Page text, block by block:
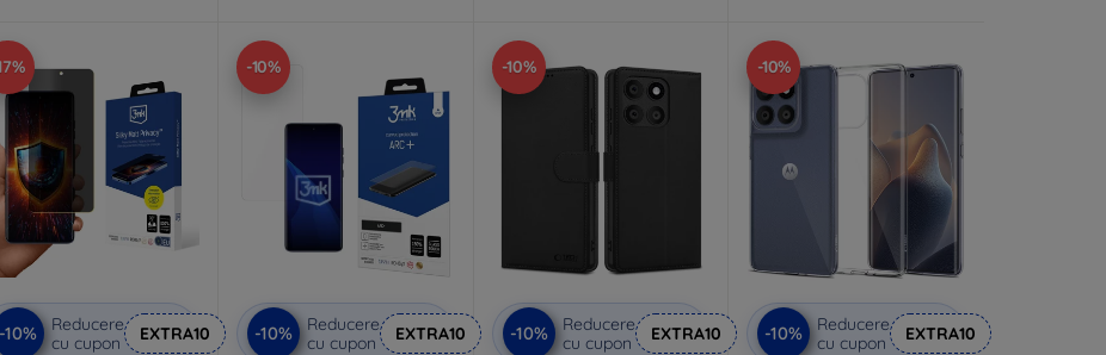
-10%
Reducere
cu cupon
EXTRA10
-10%
-10%
Reducere
cu cupon
EXTRA10
-10%
-10%
Reducere
cu cupon
EXTRA10
-10%
-10%
Reducere
cu cupon
EXTRA10